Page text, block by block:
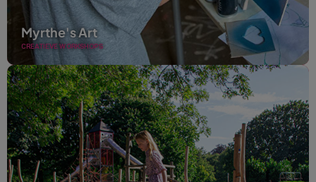
Myrthe's Art
CREATIEVE WORKSHOPS